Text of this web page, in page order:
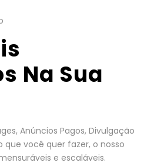
Na Sua
Anúncios Pagos, Divulgação
você quer fazer, o nosso
e escaláveis.